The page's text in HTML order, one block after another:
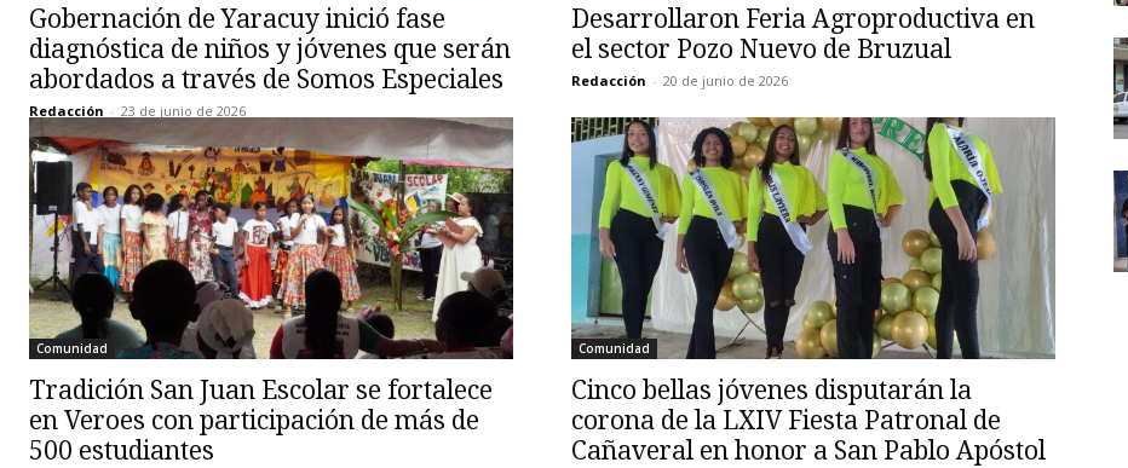
Gobernación de Yaracuy inició fase
diagnóstica de niños y jóvenes que serán
abordados a través de Somos Especiales
Redacción - 23 de junio de 2026
Desarrollaron Feria Agroproductiva en
el sector Pozo Nuevo de Bruzual
Redacción - 20 de junio de 2026
Comunidad
Tradición San Juan Escolar se fortalece
en Veroes con participación de más de
500 estudiantes
Comunidad
Cinco bellas jóvenes disputarán la
corona de la LXIV Fiesta Patronal de
Cañaveral en honor a San Pablo Apóstol